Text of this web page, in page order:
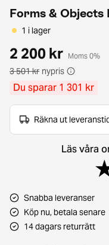
Forms & Objects
1 i lager
2 200 kr Moms 0%
3 501 kr nypris
Du sparar 1 301 kr
Räkna ut
Läs våra
Snabba leveranser
Köp nu, betala senare
14 dagars returrätt